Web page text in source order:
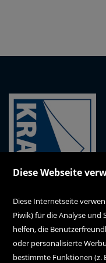
Kral GmbH
Verlag (Inh. Robert
J.F.-Kennedy-Platz 2
A-2560 Berndorf
Diese Webseite
Diese Internetseite
Piwik) für die Analyse und
helfen, die
oder personalisierte
bestimmte Funktionen (z.